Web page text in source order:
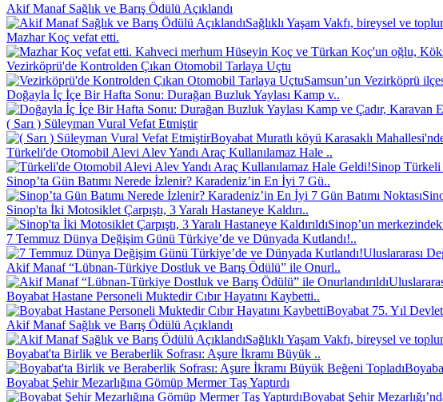
Akif Manaf Sağlık ve Barış Ödülü Açıklandı
Sağlıklı Yaşam Vakfı, bireysel ve
Mazhar Koç vefat etti.
Kahveci merhum Hüseyin Koç ve Türkan Koç'un oğlu,
Vezirköprü'de Kontrolden Çıkan Otomobil Tarlaya Uçtu
Samsun’un Vezirköprü
Doğayla İç İçe Bir Hafta Sonu: Durağan Buzluk Yaylası Kamp v..
( Sarı ) Süleyman Vural Vefat Etmiştir
Boyabat Muratlı köyü Karasaklı
Türkeli'de Otomobil Alevi Alev Yandı Araç Kullanılamaz Hale ..
Sinop Türkeli
Sinop’ta Gün Batımı Nerede İzlenir? Karadeniz’in En İyi 7 Gü..
Sinop'ta İki Motosiklet Çarpıştı, 3 Yaralı Hastaneye Kaldırı..
Sinop’un
7 Temmuz Dünya Değişim Günü Türkiye’de ve Dünyada Kutlandı!..
Uluslararası
Akif Manaf “Lübnan-Türkiye Dostluk ve Barış Ödülü” ile Onurl..
Boyabat Hastane Personeli Muktedir Cıbır Hayatını Kaybetti..
Boyabat 75. Yıl
Akif Manaf Sağlık ve Barış Ödülü Açıklandı
Sağlıklı Yaşam Vakfı, bireysel ve
Boyabat'ta Birlik ve Beraberlik Sofrası: Aşure İkramı Büyük ..
Boyabat Şehir Mezarlığına Gömüp Mermer Taş Yaptırdı
Boyabat Şehir